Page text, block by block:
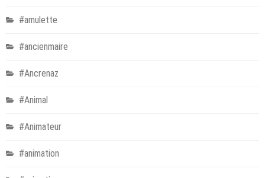
#amulette
#ancienmaire
#Ancrenaz
#Animal
#Animateur
#animation